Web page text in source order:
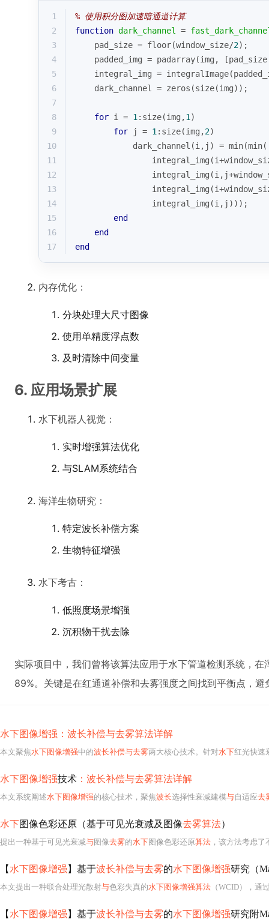
1
% 使用积分图加速暗通道计算
2
function dark_channel =
3
    pad_size =
floor(window_size/2);
4
padded_img = padarray(img,
5
integral_img =
6
    dark_channel =
zeros (size(img));
7
8
for i = 1 : size(img,1 )
9
for j = 1 : size(img,2)
10
            dark_channel(
i , j ) = min(min
11
                integral_img(
i
12
                integral_img(
i , j
13
                integral_img(
i
14
                integral_img(
i , j )));
15
end
16
end
17
end
内存优化：
分块处理大尺寸图像
使用单精度浮点数
及时清除中间变量
6. 应用场景扩展
水下机器人视觉：
实时增强算法优化
与SLAM系统结合
海洋生物研究：
特定波长补偿方案
生物特征增强
水下考古：
低照度场景增强
沉积物干扰去除
实际项目中，我们曾将该算法应用于水下管道检测系统，
89%。关键是在红通道补偿和去雾强度之间找到平衡点，
水下图像增强：波长补偿与去雾算法详解
本文聚焦水下图像增强中的波长补偿与去雾两大核心技术。针对水下红光快速衰
水下图像增强技术 ：波长补偿与去雾算法详解
本文系统阐述水下图像增强的核心技术，聚焦波长选择性衰减建模与自适应去
水下图像色彩还原（基于可见光衰减及图像去雾算法）
提出一种基于可见光衰减与图像去雾的水下图像色彩还原算法 ，该方法考虑了不
【 水下图像增强 】基于波长补偿与去雾的水下图像增强研究（
本文提出一种联合处理光散射与色彩失真的水下图像增强算法 （WCID），通
【 水下图像增强 】基于波长补偿与去雾的水下图像增强研究附